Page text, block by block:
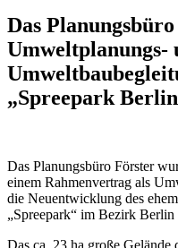
Das
Umweltplanungs-
„Spreepark
Das Planungsbüro Förster
einem Rahmenvertrag als
die Neuentwicklung des
„Spreepark“ im Bezirk
Das ca. 23 ha große Gelände